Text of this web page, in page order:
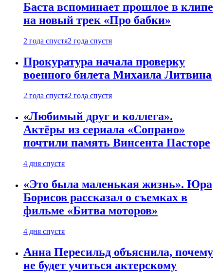
Баста вспоминает прошлое в клипе
на новый трек «Про бабки»
2 года спустя2 года спустя
Прокуратура начала проверку
военного билета Михаила Литвина
2 года спустя2 года спустя
«Любимый друг и коллега».
Актёры из сериала «Сопрано»
почтили память Винсента Пасторе
4 дня спустя
«Это была маленькая жизнь». Юра
Борисов рассказал о съемках в
фильме «Битва моторов»
4 дня спустя
Анна Пересильд объяснила, почему
не будет учиться актерскому